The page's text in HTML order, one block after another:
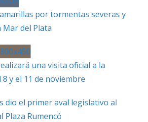
por tormentas severas y
del Plata
una visita oficial a la
y el 11 de noviembre
dio el primer aval legislativo al
Plaza Rumencó